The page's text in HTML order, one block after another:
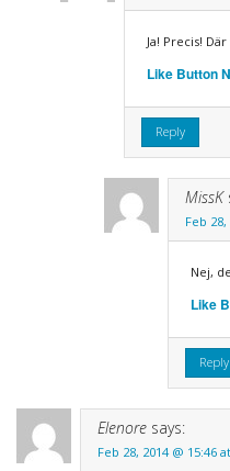
Ja! Precis!
Like Button
Reply
MissK
Feb 28,
Nej,
Like
Reply
Elenore says:
Feb 28, 2014 @ 15:46